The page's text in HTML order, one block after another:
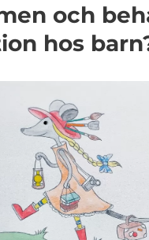
och
hos